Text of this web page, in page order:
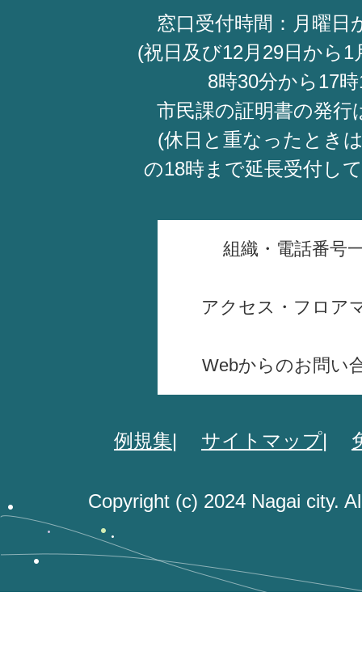
窓口受付時間：月曜日
(祝日及び12月29日から1
8時30分から17
市民課の証明書の発行
(休日と重なったとき
の18時まで延長受付し
組織・電話番号
アクセス・フロア
Webからのお問い
例規集 サイトマップ
Copyright (c) 2024 Nagai city.